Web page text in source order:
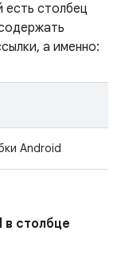
есть столбец
а именно:
Android
столбце